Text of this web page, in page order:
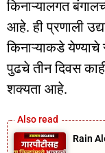
किनाऱ्यालगत
आहे. ही प्रणाली
किनाऱ्याकडे
पुढचे तीन दिवस
शक्यता आहे.
Rain